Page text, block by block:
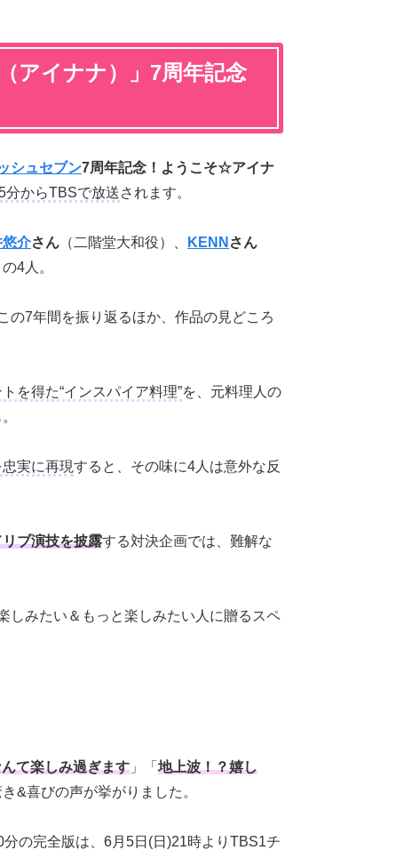
アイナナ）」7周年記念
シュセブン7周年記念！ようこそ☆アイナ
分からTBSで放送されます。
悠介さん （二階堂大和役）、 KENN さん
4人。
の7年間を振り返るほか、作品の見どころ
を得た“インスパイア料理”を、元料理人の
実に再現すると、その味に4人は意外な反
ブ演技を披露する対決企画では、難解な
しみたい＆もっと楽しみたい人に贈るスペ
て楽しみ過ぎます 」「 地上波！？嬉し
&喜びの声が挙がりました。
の完全版は、6月5日(日)21時よりTBS1チ